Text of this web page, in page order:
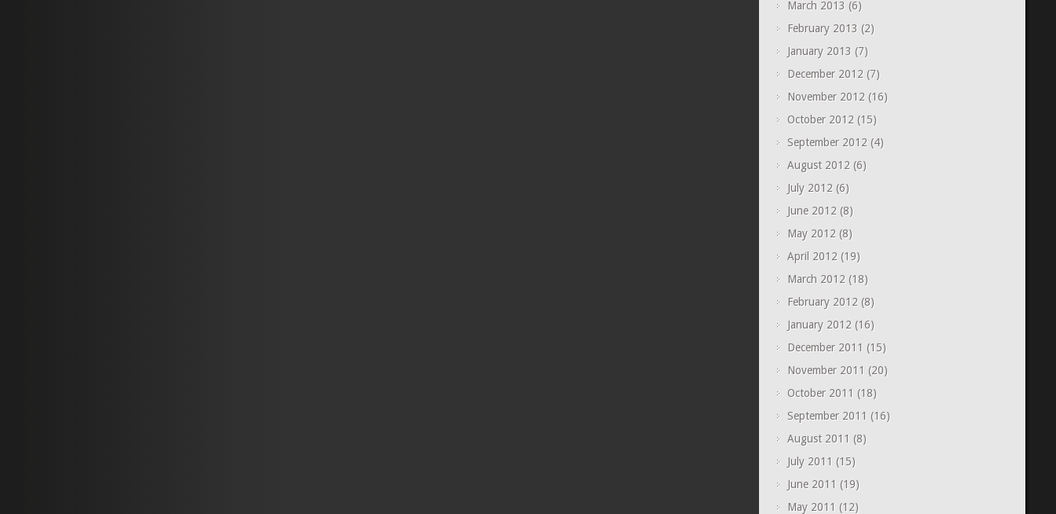
March 2013 (6)
February 2013 (2)
January 2013 (7)
December 2012(7)
November 2012(16)
October 2012(15)
September 2012(4)
August 2012(6)
July 2012(6)
June 2012(8)
May 2012(8)
April 2012(19)
March 2012(18)
February 2012(8)
January 2012(16)
December 2011 (15)
November 2011 (20)
October 2011 (18)
September 2011 (16)
August 2011 (8)
July 2011 (15)
June 2011 (19)
May 2011 (12)